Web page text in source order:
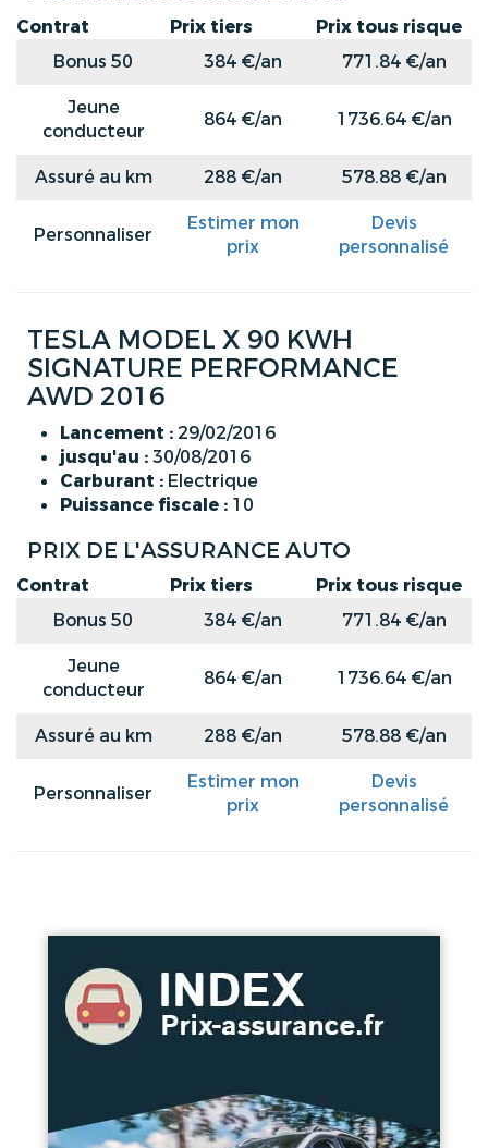
Contrat Prix tiers
Prix tous risque
Bonus 50
384 €/an
771.84 €/an
Jeune
conducteur
864 €/an 1736.64 €/an
Assuré au km 288 €/an 578.88 €/an
Personnaliser
Estimer mon
prix
Devis
personnalisé
TESLA MODEL X 90 KWH
SIGNATURE PERFORMANCE
AWD 2016
Lancement : 29/02/2016
jusqu'au :30/08/2016
Carburant : Electrique
Puissance fiscale : 10
PRIX DE L'ASSURANCE AUTO
Contrat Prix tiers
Prix tous risque
Bonus 50
384 €/an
771.84 €/an
Jeune
conducteur
864 €/an 1736.64 €/an
Assuré au km 288 €/an 578.88 €/an
Personnaliser
Estimer mon
prix
Devis
personnalisé